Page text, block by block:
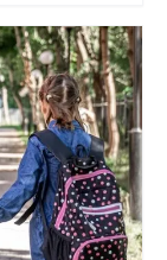
zrozumieć, jak
mogą pojawić
przyjrzeć się, w
i jakie korzyści